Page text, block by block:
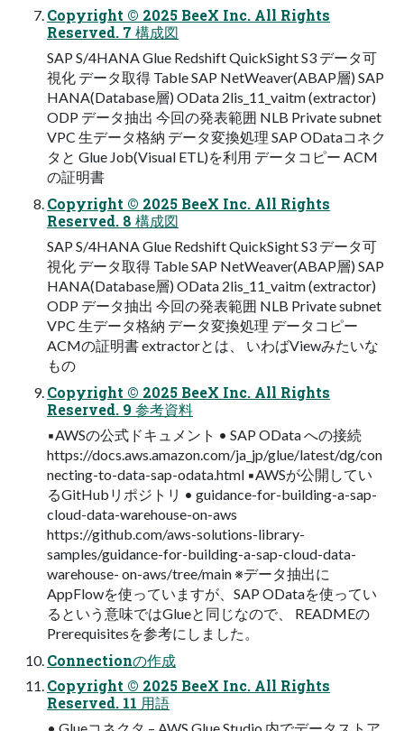
Copyright © 2025 BeeX Inc. All Rights
Reserved. 7 構成図
SAP S/4HANA Glue Redshift QuickSight S3 データ可
視化 データ取得 Table SAP NetWeaver(ABAP層) SAP
HANA(Database層) OData 2lis_11_vaitm (extractor)
ODP データ抽出 今回の発表範囲 NLB Private subnet
VPC 生データ格納 データ変換処理 SAP ODataコネク
タと Glue Job(Visual ETL)を利用 データコピー ACM
の証明書
Copyright © 2025 BeeX Inc. All Rights
Reserved. 8 構成図
SAP S/4HANA Glue Redshift QuickSight S3 データ可
視化 データ取得 Table SAP NetWeaver(ABAP層) SAP
HANA(Database層) OData 2lis_11_vaitm (extractor)
ODP データ抽出 今回の発表範囲 NLB Private subnet
VPC 生データ格納 データ変換処理 データコピー
ACMの証明書 extractorとは、 いわばViewみたいな
もの
Copyright © 2025 BeeX Inc. All Rights
Reserved. 9 参考資料
▪AWSの公式ドキュメント • SAP OData への接続
https://docs.aws.amazon.com/ja_jp/glue/latest/dg/con
necting-to-data-sap-odata.html ▪AWSが公開してい
るGitHubリポジトリ • guidance-for-building-a-sap-
cloud-data-warehouse-on-aws
https://github.com/aws-solutions-library-
samples/guidance-for-building-a-sap-cloud-data-
warehouse- on-aws/tree/main ※データ抽出に
AppFlowを使っていますが、SAP ODataを使ってい
るという意味ではGlueと同じなので、 READMEの
Prerequisitesを参考にしました。
Connectionの作成
Copyright © 2025 BeeX Inc. All Rights
Reserved. 11 用語